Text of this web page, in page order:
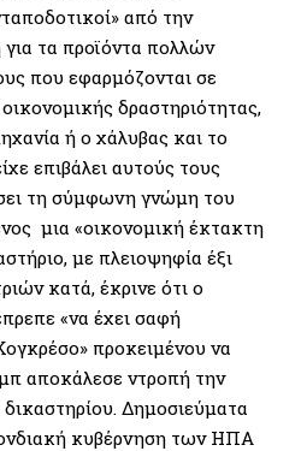
από την
τα προϊόντα πολλών
που εφαρμόζονται σε
δραστηριότητας,
ή ο χάλυβας και το
επιβάλει αυτούς τους
τη σύμφωνη γνώμη του
μια «οικονομική έκτακτη
με πλειοψηφία έξι
κατά, έκρινε ότι ο
«να έχει σαφή
προκειμένου να
αποκάλεσε ντροπή την
Δημοσιεύματα
κυβέρνηση των ΗΠΑ